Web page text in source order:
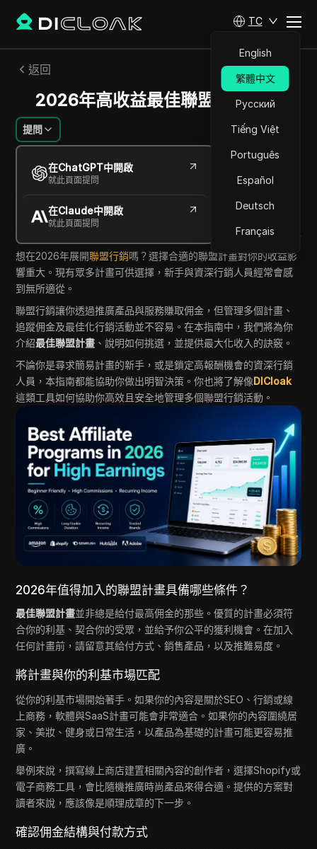
TC
English
繁體中文
Русский
Tiếng Việt
Português
Español
Deutsch
Français
返回
2026年高收益最佳聯盟行銷計畫
提問
在ChatGPT中開啟
就此頁面提問
在Claude中開啟
就此頁面提問
Savannah Westwood
2026年6月 10 分鐘 閱讀
Copy Link
想在2026年展開聯盟行銷嗎？選擇合適的聯盟計畫對你的收益影
響重大。現有眾多計畫可供選擇，新手與資深行銷人員經常會感
到無所適從。
聯盟行銷讓你透過推廣產品與服務賺取佣金，但管理多個計畫、
追蹤佣金及最佳化行銷活動並不容易。在本指南中，我們將為你
介紹最佳聯盟計畫 、說明如何挑選，並提供最大化收入的訣竅。
不論你是尋求簡易計畫的新手，或是鎖定高報酬機會的資深行銷
人員，本指南都能協助你做出明智決策。你也將了解像DICloak
這類工具如何協助你高效且安全地管理多個聯盟行銷活動。
2026年值得加入的聯盟計畫具備哪些條件？
最佳聯盟計畫並非總是給付最高佣金的那些。優質的計畫必須符
合你的利基、契合你的受眾，並給予你公平的獲利機會。在加入
任何計畫前，請留意其給付方式、銷售產品，以及推難易度。
將計畫與你的利基市場匹配
從你的利基市場開始著手。如果你的內容是關於SEO、行銷或線
上商務，軟體與SaaS計畫可能會非常適合。如果你的內容圍繞居
家、美妝、健身或日常生活，以產品為基礎的計畫可能更容易推
廣。
舉例來說，撰寫線上商店建置相關內容的創作者，選擇Shopify或
電子商務工具，會比隨機推廣時尚產品來得合適。提供的方案對
讀者來說，應該像是順理成章的下一步。
確認佣金結構與付款方式